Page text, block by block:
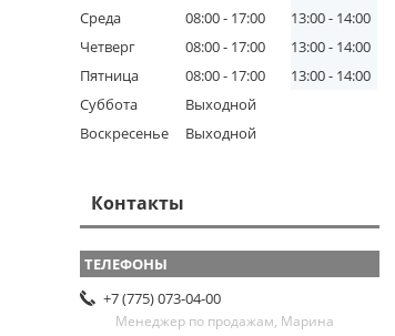
Среда
08:00 17:00 13:00
14:00
Четверг
08:00 17:00 13:00
14:00
Пятница
08:00 17:00 13:00
14:00
Суббота
Выходной
Воскресенье
Выходной
Контакты
+7 (775) 073-04-00
Менеджер по продажам, Марина